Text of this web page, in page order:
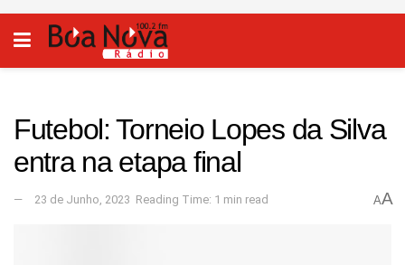
Futebol: Torneio Lopes da Silva
entra na etapa final
23 de Junho, 2023 Reading Time: 1 min read AA